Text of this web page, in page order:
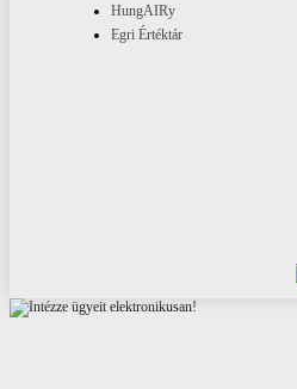
HungAIRy
Egri Értéktár